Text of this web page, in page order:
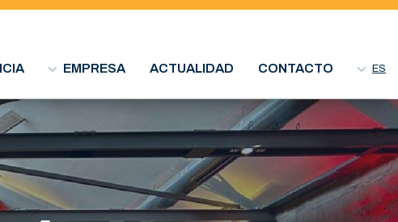
EMPRESA ACTUALIDAD CONTACTO ES